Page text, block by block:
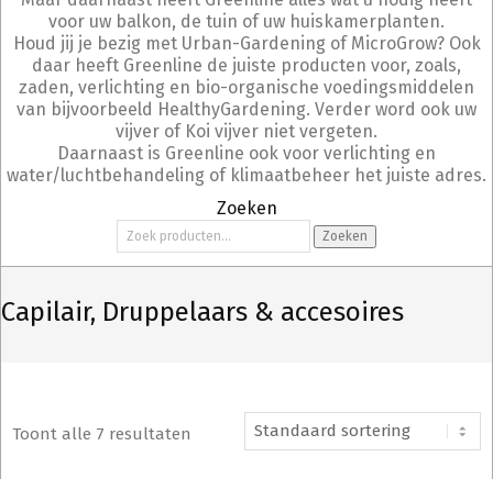
voor uw balkon, de tuin of uw huiskamerplanten.
Houd jij je bezig met Urban-Gardening of MicroGrow? Ook
daar heeft Greenline de juiste producten voor, zoals,
zaden, verlichting en bio-organische voedingsmiddelen
van bijvoorbeeld HealthyGardening. Verder word ook uw
vijver of Koi vijver niet vergeten.
Daarnaast is Greenline ook voor verlichting en
water/luchtbehandeling of klimaatbeheer het juiste adres.
Zoeken
Zoeken
naar:
Zoeken
Capilair, Druppelaars & accesoires
Toont alle 7 resultaten